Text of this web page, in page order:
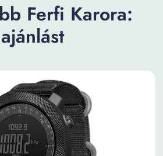
Ferfi Karora:
ajánlást